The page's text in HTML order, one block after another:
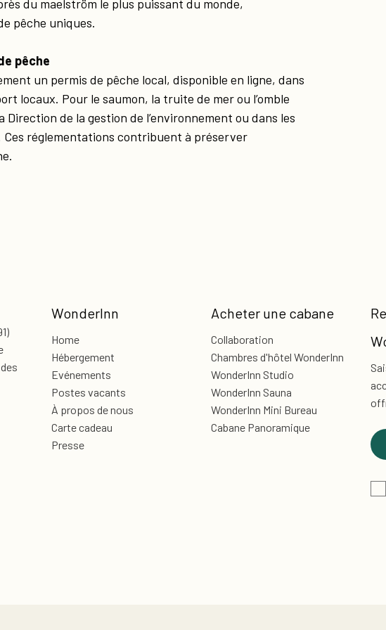
du maelström le plus puissant du monde,
pêche uniques.
pêche
un permis de pêche local, disponible en ligne, dans
locaux. Pour le saumon, la truite de mer ou l’omble
de la gestion de l’environnement ou dans les
réglementations contribuent à préserver
WonderInn
Home
Hébergement
Evénements
Postes vacants
À propos de nous
Carte cadeau
Presse
Acheter une cabane
Collaboration
Chambres d'hôtel WonderInn
WonderInn Studio
WonderInn Sauna
WonderInn Mini Bureau
Cabane Panoramique